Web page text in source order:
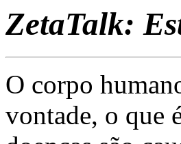
ZetaTalk:
O corpo
vontade, o que